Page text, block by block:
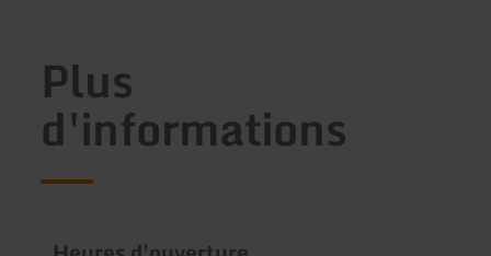
Plus
d'informations